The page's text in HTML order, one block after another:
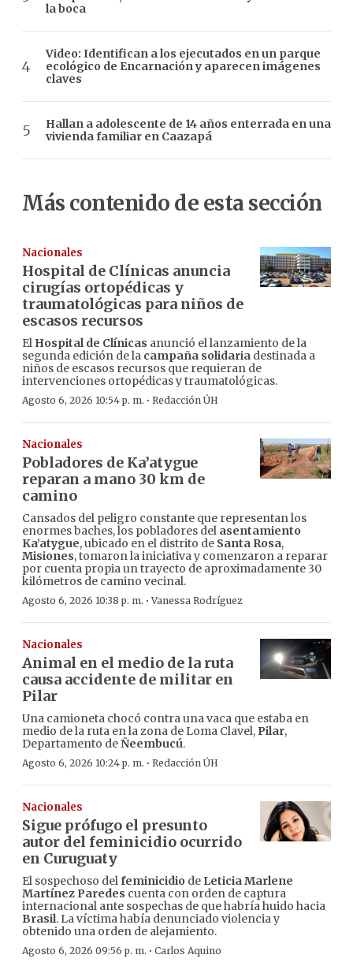
la boca
Video: Identifican a los ejecutados en un parque
ecológico de Encarnación y aparecen imágenes
claves
Hallan a adolescente de 14 años enterrada en una
vivienda familiar en Caazapá
Más contenido de esta sección
Nacionales
Hospital de Clínicas anuncia
cirugías ortopédicas y
traumatológicas para niños de
escasos recursos
El Hospital de Clínicas anunció el lanzamiento de la
segunda edición de la campaña solidaria destinada a
niños de escasos recursos que requieran de
intervenciones ortopédicas y traumatológicas.
Agosto 6, 2026 10:54 p. m. · Redacción ÚH
Nacionales
Pobladores de Ka’atygue
reparan a mano 30 km de
camino
Cansados del peligro constante que representan los
enormes baches, los pobladores del asentamiento
Ka’atygue, ubicado en el distrito de Santa Rosa,
Misiones, tomaron la iniciativa y comenzaron a reparar
por cuenta propia un trayecto de aproximadamente 30
kilómetros de camino vecinal.
Agosto 6, 2026 10:38 p. m. ·Vanessa Rodríguez
Nacionales
Animal en el medio de la ruta
causa accidente de militar en
Pilar
Una camioneta chocó contra una vaca que estaba en
medio de la ruta en la zona de Loma Clavel, Pilar,
Departamento deÑeembucú.
Agosto 6, 2026 10:24 p. m. · Redacción ÚH
Nacionales
Sigue prófugo el presunto
autor del feminicidio ocurrido
en Curuguaty
El sospechoso delfeminicidio de Leticia Marlene
Martínez Paredes cuenta con orden de captura
internacional ante sospechas de que habría huido hacia
Brasil. La víctima había denunciado violencia y
obtenido una orden de alejamiento.
Agosto 6, 2026 09:56 p. m. · Carlos Aquino